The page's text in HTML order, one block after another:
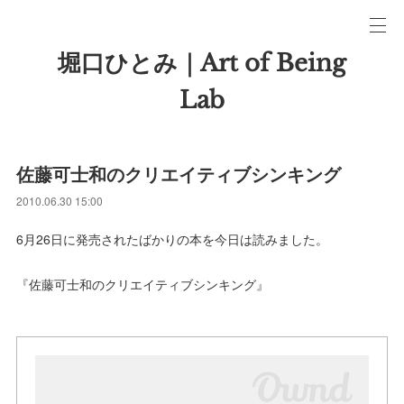
堀口ひとみ｜Art of Being
Lab
佐藤可士和のクリエイティブシンキング
2010.06.30 15:00
6月26日に発売されたばかりの本を今日は読みました。
『佐藤可士和のクリエイティブシンキング』